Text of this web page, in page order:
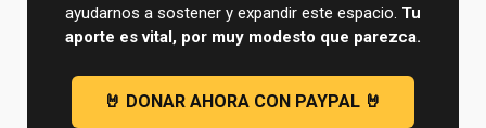
ayudarnos a sostener y expandir este espacio. Tu
aporte es vital, por muy modesto que parezca.